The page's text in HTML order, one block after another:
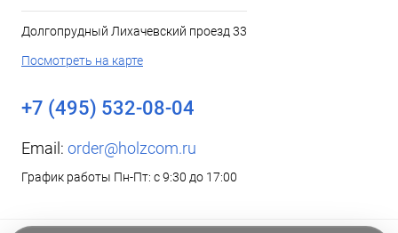
Долгопрудный Лихачевский проезд 33
Посмотреть на карте
+7 (495) 532-08-04
Email: order@holzcom.ru
График работы Пн-Пт: с 9:30 до 17:00